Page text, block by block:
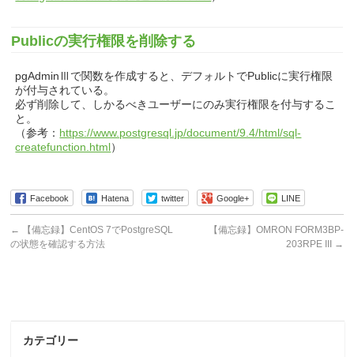
Publicの実行権限を削除する
pgAdminⅢで関数を作成すると、デフォルトでPublicに実行権限
が付与されている。
必ず削除して、しかるべきユーザーにのみ実行権限を付与するこ
と。
（参考： https://www.postgresql.jp/document/9.4/html/sql-
createfunction.html）
Facebook Hatena twitter Google+ LINE
←
【備忘録】CentOS 7でPostgreSQL
の状態を確認する方法
【備忘録】OMRON FORM3BP-
203RPE III →
カテゴリー